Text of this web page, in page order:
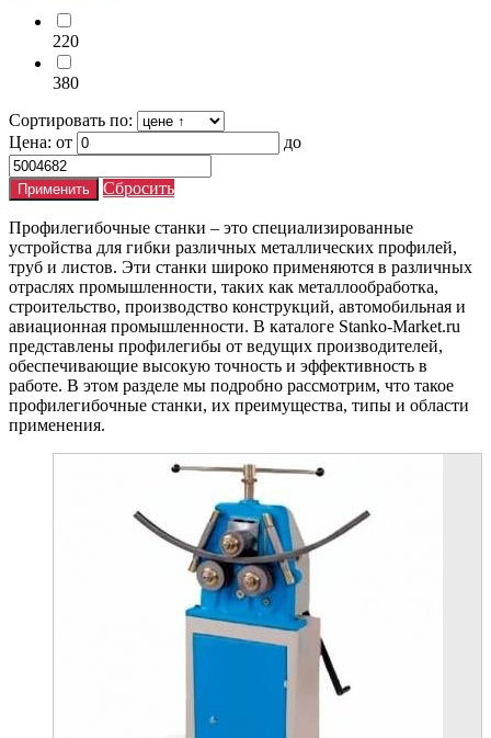
220
380
Сортировать по:
Цена: от до
Сбросить
Профилегибочные станки – это специализированные
устройства для гибки различных металлических профилей,
труб и листов. Эти станки широко применяются в различных
отраслях промышленности, таких как металлообработка,
строительство, производство конструкций, автомобильная и
авиационная промышленности. В каталоге Stanko-Market.ru
представлены профилегибы от ведущих производителей,
обеспечивающие высокую точность и эффективность в
работе. В этом разделе мы подробно рассмотрим, что такое
профилегибочные станки, их преимущества, типы и области
применения.